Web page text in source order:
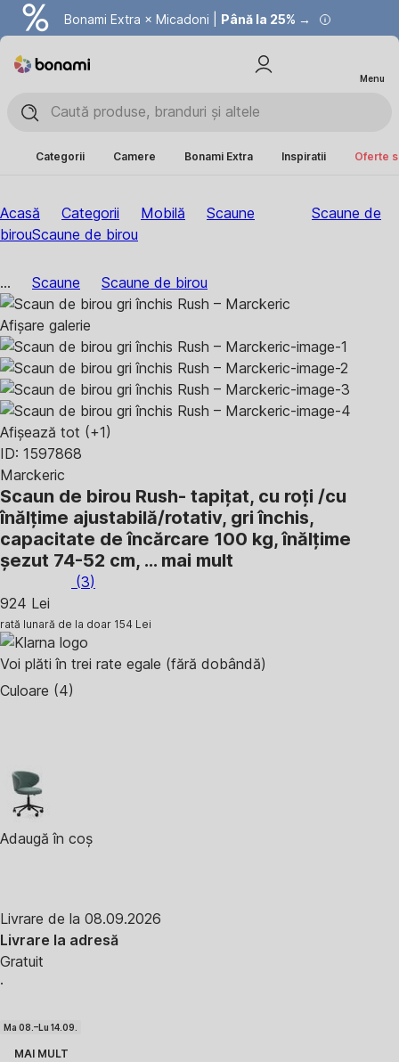
Bonami Extra × Micadoni | Până la 25% →
Summer Sale | Economisești până la 40% →
Menu
Categorii Camere Bonami Extra Inspiratii Oferte
Acasă Categorii Mobilă Scaune
Scaune de
birouScaune de birou
... Scaune Scaune de birou
Afișare galerie
Afișează tot (+1)
ID: 1597868
Marckeric
Scaun de birou Rush- tapițat, cu roți /cu
înălțime ajustabilă/rotativ, gri închis,
capacitate de încărcare 100 kg, înălțime
șezut 74-52 cm, … mai mult
(3)
924 Lei
rată lunară de la doar 154 Lei
Voi plăti în trei rate egale (fără dobândă)
Culoare (4)
Adaugă în coș
Livrare de la 08.09.2026
Livrare la adresă
Gratuit
·
Ma 08.–Lu 14.09.
MAI MULT